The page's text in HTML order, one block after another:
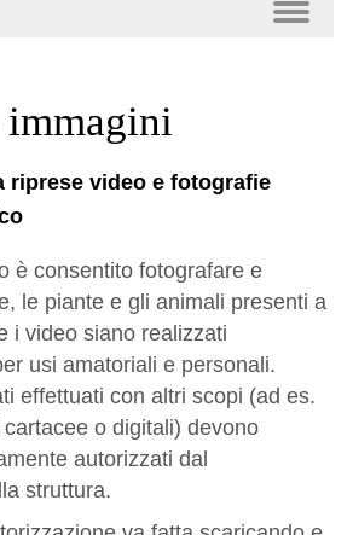
immagini
riprese video e fotografie
è consentito fotografare e
le piante e gli animali presenti a
i video siano realizzati
usi amatoriali e personali.
effettuati con altri scopi (ad es.
o digitali) devono
autorizzati dal
struttura.